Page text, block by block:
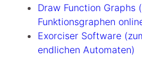
Draw Function Graphs
Funktionsgraphen
Exorciser Software
endlichen Automaten)